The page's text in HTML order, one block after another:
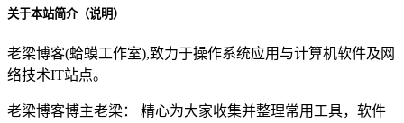
关于本站简介（说明）
老梁博客(蛤蟆工作室),致力于操作系统应用与计算机软件及网
络技术IT站点。
老梁博客博主老梁： 精心为大家收集并整理常用工具，软件